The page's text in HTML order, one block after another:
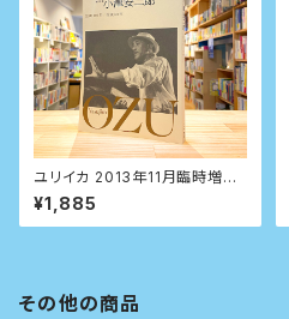
ユリイカ 2013年11月臨時増刊
号 総特集=小津安二郎 生誕110
年/没後50年
¥1,885
その他の商品